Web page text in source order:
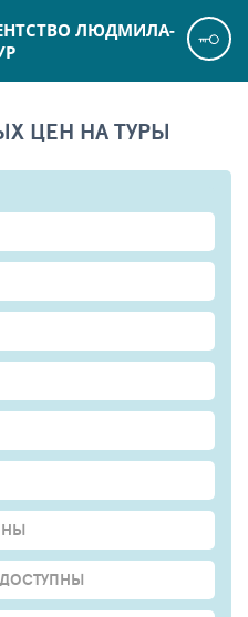
ЛЮДМИЛА-
ЦЕН НА ТУРЫ